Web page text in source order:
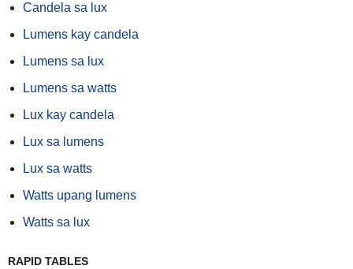
Candela sa lux
Lumens kay candela
Lumens sa lux
Lumens sa watts
Lux kay candela
Lux sa lumens
Lux sa watts
Watts upang lumens
Watts sa lux
RAPID TABLES